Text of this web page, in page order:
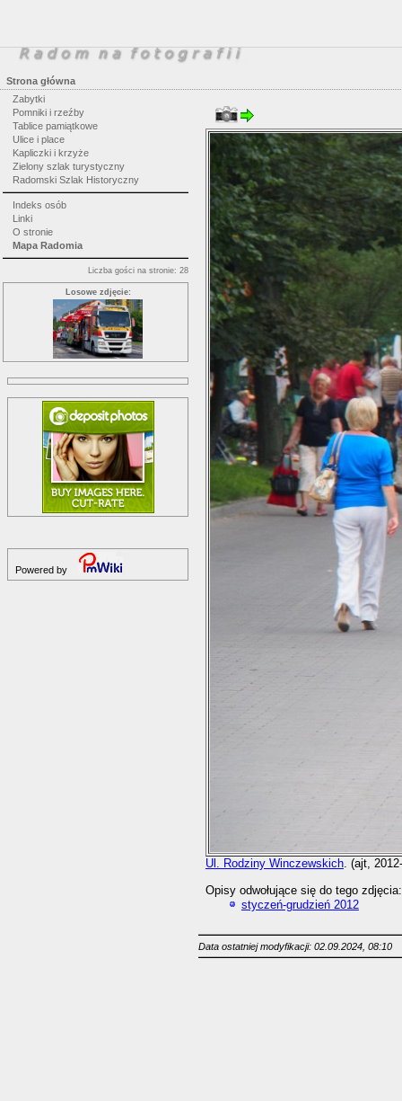
Strona główna
Zabytki
Pomniki i rzeźby
Tablice pamiątkowe
Ulice i place
Kapliczki i krzyże
Zielony szlak turystyczny
Radomski Szlak Historyczny
Indeks osób
Linki
O stronie
Mapa Radomia
Liczba gości na stronie: 28
Losowe zdjęcie:
Powered by
Ul. Rodziny Winczewskich. (ajt,
Opisy odwołujące się do tego zdjęcia:
styczeń-grudzień 2012
Data ostatniej modyfikacji: 02.09.2024, 08:10